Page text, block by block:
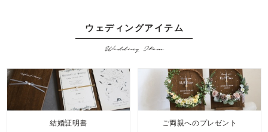
ウェディングアイテム
Wedding Item
結婚証明書 ご両親へのプレゼント